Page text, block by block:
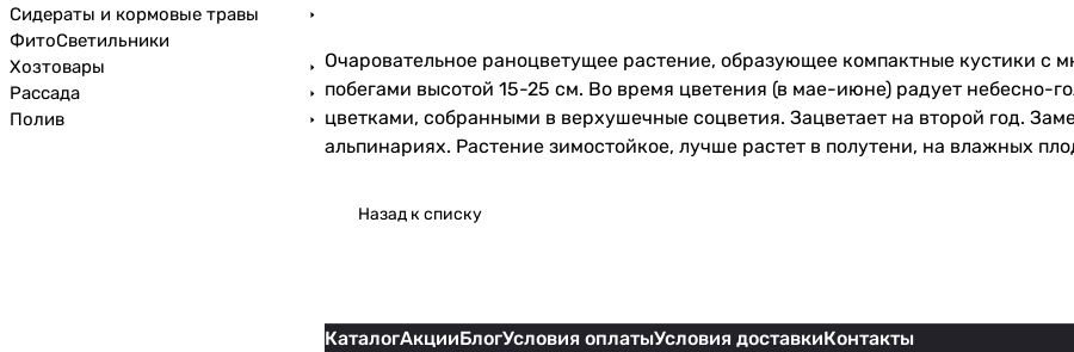
Очаровательное раноцветущее растение, образующее компактные кустики с
побегами высотой 15-25 см. Во время цветения (в мае-июне) радует небесно-
цветками, собранными в верхушечные соцветия. Зацветает на второй год.
альпинариях. Растение зимостойкое, лучше растет в полутени, на влажных
Назад к списку
КаталогАкцииБлогУсловия оплатыУсловия доставкиКонтакты
Сидераты и кормовые травы
ФитоСветильники
Хозтовары
Рассада
Полив